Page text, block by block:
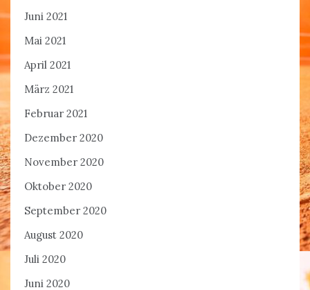
Juni 2021
Mai 2021
April 2021
März 2021
Februar 2021
Dezember 2020
November 2020
Oktober 2020
September 2020
August 2020
Juli 2020
Juni 2020